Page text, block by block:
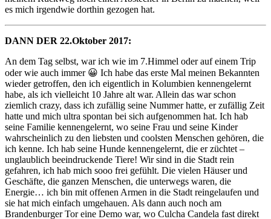
es mich irgendwie dorthin gezogen hat.
DANN DER 22.Oktober 2017:
An dem Tag selbst, war ich wie im 7.Himmel oder auf einem Trip
oder wie auch immer 😀 Ich habe das erste Mal meinen Bekannten
wieder getroffen, den ich eigentlich in Kolumbien kennengelernt
habe, als ich vielleicht 10 Jahre alt war. Allein das war schon
ziemlich crazy, dass ich zufällig seine Nummer hatte, er zufällig Zeit
hatte und mich ultra spontan bei sich aufgenommen hat. Ich hab
seine Familie kennengelernt, wo seine Frau und seine Kinder
wahrscheinlich zu den liebsten und coolsten Menschen gehören, die
ich kenne. Ich hab seine Hunde kennengelernt, die er züchtet –
unglaublich beeindruckende Tiere! Wir sind in die Stadt rein
gefahren, ich hab mich sooo frei gefühlt. Die vielen Häuser und
Geschäfte, die ganzen Menschen, die unterwegs waren, die
Energie… ich bin mit offenen Armen in die Stadt reingelaufen und
sie hat mich einfach umgehauen. Als dann auch noch am
Brandenburger Tor eine Demo war, wo Culcha Candela fast direkt